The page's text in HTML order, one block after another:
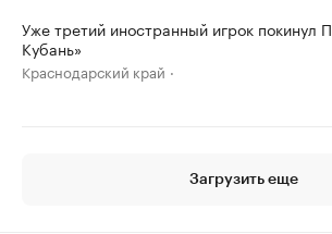
Уже третий иностранный игрок покинул
Кубань»
Краснодарский край
Загрузить еще